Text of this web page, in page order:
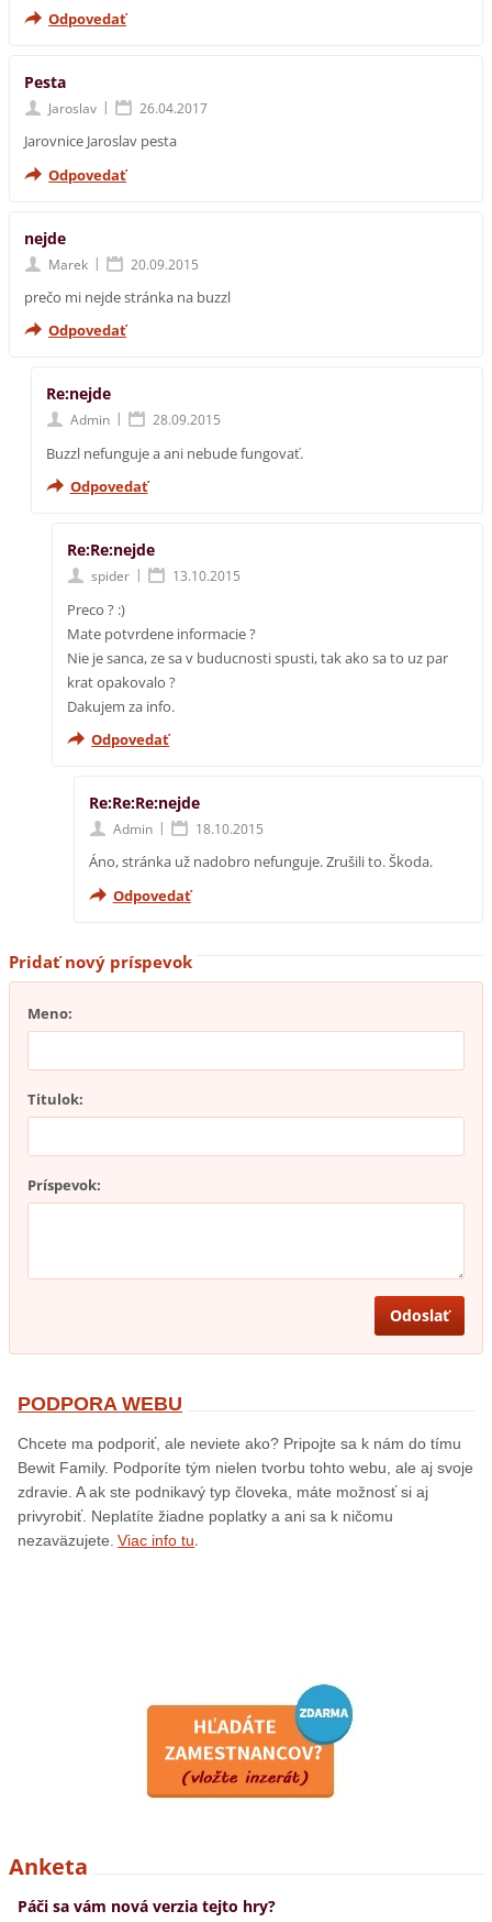
Odpovedať
Pesta
Jaroslav | 26.04.2017
Jarovnice Jaroslav pesta
Odpovedať
nejde
Marek | 20.09.2015
prečo mi nejde stránka na buzzl
Odpovedať
Re:nejde
Admin | 28.09.2015
Buzzl nefunguje a ani nebude fungovať.
Odpovedať
Re:Re:nejde
spider | 13.10.2015
Preco ? :)
Mate potvrdene informacie ?
Nie je sanca, ze sa v buducnosti spusti, tak ako sa to uz par
krat opakovalo ?
Dakujem za info.
Odpovedať
Re:Re:Re:nejde
Admin | 18.10.2015
Áno, stránka už nadobro nefunguje. Zrušili to. Škoda.
Odpovedať
Pridať nový príspevok
Meno:
Titulok:
Príspevok:
PODPORA WEBU
Chcete ma podporiť, ale neviete ako? Pripojte sa k nám do tímu
Bewit Family. Podporíte tým nielen tvorbu tohto webu, ale aj svoje
zdravie. A ak ste podnikavý typ človeka, máte možnosť si aj
privyrobiť. Neplatíte žiadne poplatky a ani sa k ničomu
nezaväzujete. Viac info tu.
Anketa
Páči sa vám nová verzia tejto hry?